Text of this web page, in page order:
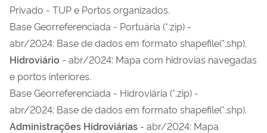
Privado - TUP e Portos organizados.
Base Georreferenciada - Portuária (*.zip) -
abr/2024: Base de dados em formato shapefile(*.shp).
Hidroviário - abr/2024: Mapa com hidrovias navegadas
e portos interiores.
Base Georreferenciada - Hidroviária (*.zip) -
abr/2024: Base de dados em formato shapefile(*.shp).
Administrações Hidroviárias - abr/2024: Mapa